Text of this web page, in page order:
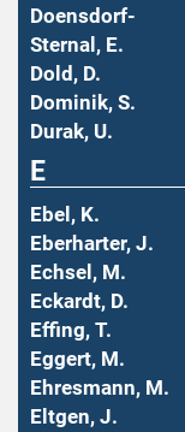
Doensdorf-
Sternal, E.
Dold, D.
Dominik, S.
Durak, U.
E
Ebel, K.
Eberharter, J.
Echsel, M.
Eckardt, D.
Effing, T.
Eggert, M.
Ehresmann, M.
Eltgen, J.